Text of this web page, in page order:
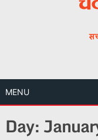
MENU
Day: